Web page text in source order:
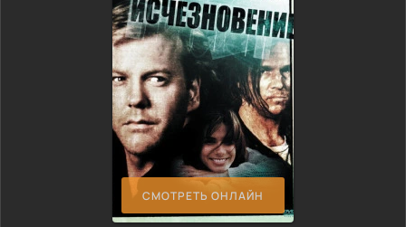
СМОТРЕТЬ ОНЛАЙН